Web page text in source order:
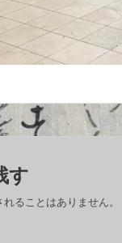
す
ることはありません。